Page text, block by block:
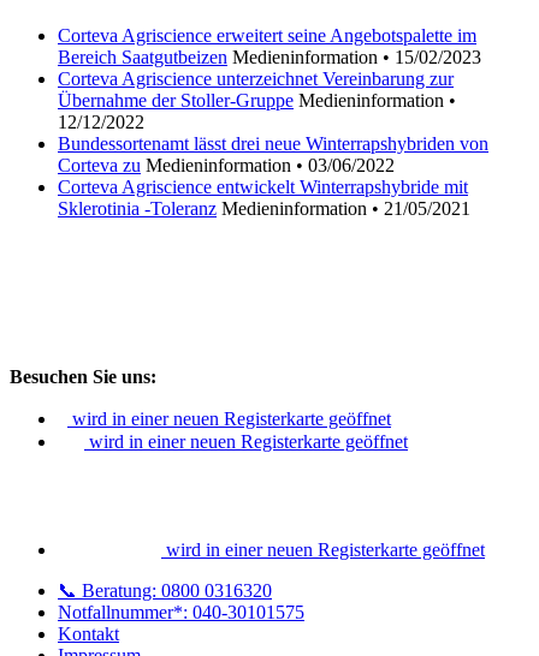
Corteva Agriscience erweitert seine Angebotspalette im
Bereich Saatgutbeizen Medieninformation • 15/02/2023
Corteva Agriscience unterzeichnet Vereinbarung zur
Übernahme der Stoller-Gruppe Medieninformation •
12/12/2022
Bundessortenamt lässt drei neue Winterrapshybriden von
Corteva zu Medieninformation • 03/06/2022
Corteva Agriscience entwickelt Winterrapshybride mit
Sklerotinia -Toleranz Medieninformation • 21/05/2021
Besuchen Sie uns:
wird in einer neuen Registerkarte geöffnet
wird in einer neuen Registerkarte geöffnet
wird in einer neuen Registerkarte geöffnet
📞 Beratung: 0800 0316320
Notfallnummer*: 040-30101575
Kontakt